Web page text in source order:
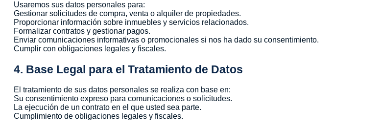
Usaremos sus datos personales para:
Gestionar solicitudes de compra, venta o alquiler de propiedades.
Proporcionar información sobre inmuebles y servicios relacionados.
Formalizar contratos y gestionar pagos.
Enviar comunicaciones informativas o promocionales si nos ha dado su consentimiento.
Cumplir con obligaciones legales y fiscales.
4. Base Legal para el Tratamiento de Datos
El tratamiento de sus datos personales se realiza con base en:
Su consentimiento expreso para comunicaciones o solicitudes.
La ejecución de un contrato en el que usted sea parte.
Cumplimiento de obligaciones legales y fiscales.